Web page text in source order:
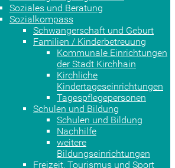
Soziales und Beratung
Sozialkompass
Schwangerschaft und Geburt
Familien / Kinderbetreuung
Kommunale Einrichtungen
der Stadt Kirchhain
Kirchliche
Kindertageseinrichtungen
Tagespflegepersonen
Schulen und Bildung
Schulen und Bildung
Nachhilfe
weitere
Bildungseinrichtungen
Freizeit, Tourismus und Sport